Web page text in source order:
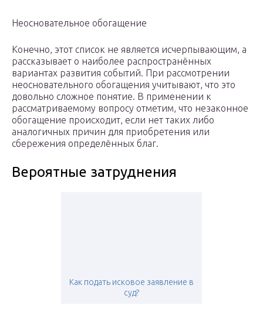
Неосновательное обогащение
Конечно, этот список не является исчерпывающим, а
рассказывает о наиболее распространённых
вариантах развития событий. При рассмотрении
неосновательного обогащения учитывают, что это
довольно сложное понятие. В применении к
рассматриваемому вопросу отметим, что незаконное
обогащение происходит, если нет таких либо
аналогичных причин для приобретения или
сбережения определённых благ.
Вероятные затруднения
Как подать исковое заявление в
суд?